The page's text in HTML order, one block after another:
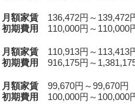
月額家賃 136,472円～139,472
初期費用
110,000円～110,000
月額家賃 110,913円～113,413
初期費用
916,175円～
月額家賃 99,670円～99,670円
初期費用
100,000円～100,000